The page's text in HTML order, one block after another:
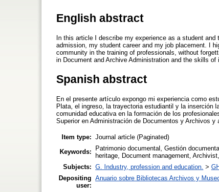
English abstract
In this article I describe my experience as a student
admission, my student career and my job placement. I
community in the training of professionals, without
in Document and Archive Administration and the skills of
Spanish abstract
En el presente artículo expongo mi experiencia como
Plata, el ingreso, la trayectoria estudiantil y la inserción
comunidad educativa en la formación de los
Superior en Administración de Documentos y Archivos
Item type: Journal article (Paginated)
Keywords:
Patrimonio documental, Gestión
heritage, Document management,
Subjects: G. Industry, profession and education. >
Depositing
user:
Anuario sobre Bibliotecas Archivos y